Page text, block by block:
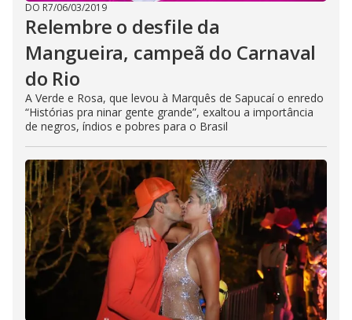
DO R7/06/03/2019
Relembre o desfile da
Mangueira, campeã do Carnaval
do Rio
A Verde e Rosa, que levou à Marquês de Sapucaí o enredo
“Histórias pra ninar gente grande”, exaltou a importância
de negros, índios e pobres para o Brasil